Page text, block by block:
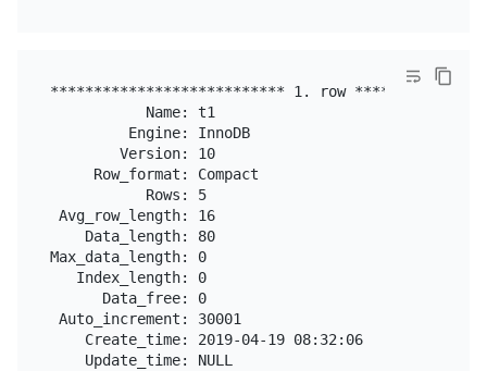
*************************** 1. row
           Name: t1
         Engine: InnoDB
        Version: 10
     Row_format: Compact
           Rows: 5
Avg_row_length: 16
    Data_length: 80
Max_data_length: 0
   Index_length: 0
      Data_free: 0
Auto_increment: 30001
    Create_time: 2019-04-19 08:32:06
    Update_time: NULL